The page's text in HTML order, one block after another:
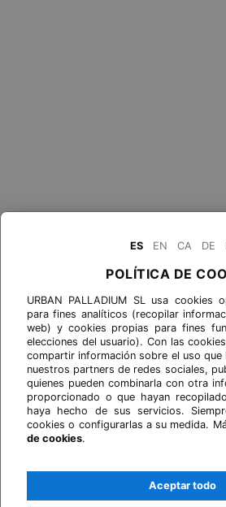
ES EN CA DE
POLÍTICA DE
URBAN PALLADIUM SL usa cookies
para fines analíticos (recopilar
web) y cookies propias para fines
elecciones del usuario). Con las
compartir información sobre el uso
nuestros partners de redes sociales,
quienes pueden combinarla con otra
proporcionado o que hayan
haya hecho de sus servicios.
cookies o configurarlas a su medida.
de cookies.
Aceptar todo